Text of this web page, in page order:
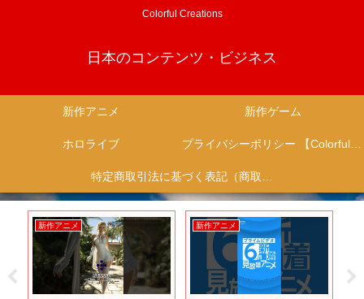
Colorful Creations
日本のコンテンツ・ビジネス
新作アニメ 新作ゲーム
ホロライブ プライバシーポリシー 【Colorful Creation】
特定商取引法に基づく表記（商取引に関する開示）
新作アニメ 新作アニメ